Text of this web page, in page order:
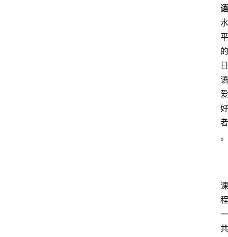
语
水
平
的
日
语
爱
好
者
。
课
程
一
共